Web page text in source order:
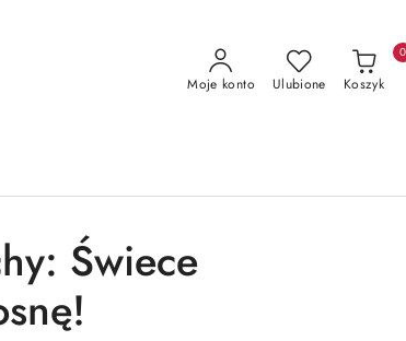
Moje konto Ulubione Koszyk
0
Świece